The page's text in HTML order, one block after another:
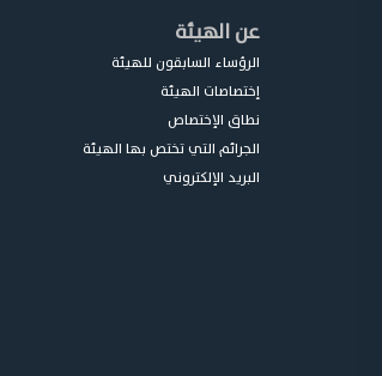
عن الهيئة
الرؤساء السابقون للهيئة
إختصاصات الهيئة
نطاق الإختصاص
الجرائم التي تختص بها الهيئة
البريد الإلكتروني